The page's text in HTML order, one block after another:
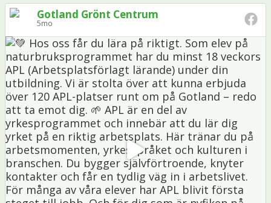
Gotland Grönt Centrum
5mo